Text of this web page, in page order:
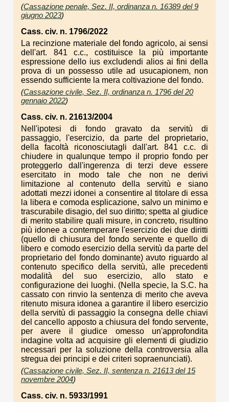
(Cassazione penale, Sez. II, ordinanza n. 16389 del 9
giugno 2023)
Cass. civ. n. 1796/2022
La recinzione materiale del fondo agricolo, ai sensi
dell'art. 841 c.c., costituisce la più importante
espressione dello ius excludendi alios ai fini della
prova di un possesso utile ad usucapionem, non
essendo sufficiente la mera coltivazione del fondo.
(Cassazione civile, Sez. II, ordinanza n. 1796 del 20
gennaio 2022)
Cass. civ. n. 21613/2004
Nell'ipotesi di fondo gravato da servitù di
passaggio, l'esercizio, da parte del proprietario,
della facoltà riconosciutagli dall'art. 841 c.c. di
chiudere in qualunque tempo il proprio fondo per
proteggerlo dall'ingerenza di terzi deve essere
esercitato in modo tale che non ne derivi
limitazione al contenuto della servitù e siano
adottati mezzi idonei a consentire al titolare di essa
la libera e comoda esplicazione, salvo un minimo e
trascurabile disagio, del suo diritto; spetta al giudice
di merito stabilire quali misure, in concreto, risultino
più idonee a contemperare l'esercizio dei due diritti
(quello di chiusura del fondo servente e quello di
libero e comodo esercizio della servitù da parte del
proprietario del fondo dominante) avuto riguardo al
contenuto specifico della servitù, alle precedenti
modalità del suo esercizio, allo stato e
configurazione dei luoghi. (Nella specie, la S.C. ha
cassato con rinvio la sentenza di merito che aveva
ritenuto misura idonea a garantire il libero esercizio
della servitù di passaggio la consegna delle chiavi
del cancello apposto a chiusura del fondo servente,
per avere il giudice omesso un'approfondita
indagine volta ad acquisire gli elementi di giudizio
necessari per la soluzione della controversia alla
stregua dei principi e dei criteri sopraenunciati).
(Cassazione civile, Sez. II, sentenza n. 21613 del 15
novembre 2004)
Cass. civ. n. 5933/1991